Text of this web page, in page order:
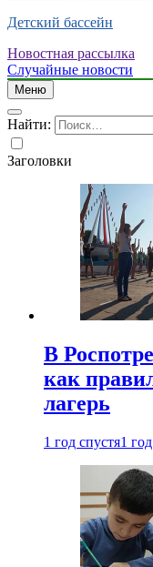
Детский бассейн
Новостная рассылка
Случайные новости
Меню
Найти:
Заголовки
В
как
лагерь
1 год спустя1